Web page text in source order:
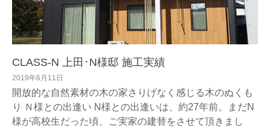
CLASS-N 上田･N様邸 施工実績
2019年6月11日
開放的な自然素材の木の家さりげなく感じる木のぬくも
り Ｎ様との出逢い N様との出逢いは、約27年前。まだN
様が高校生だった頃、ご実家の建替をさせて頂きまし